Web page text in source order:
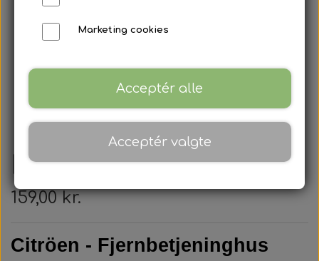
Peugeot - Nøglehus
159,00 kr.
Citröen - Fjernbetjeninghus
Marketing cookies
Acceptér alle
Acceptér valgte